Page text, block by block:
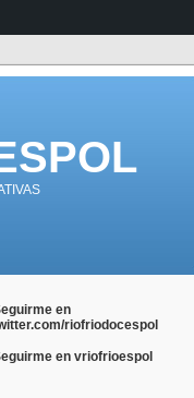
en
riofriodocespol
en vriofrioespol